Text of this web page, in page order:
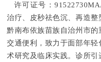
许可证号：
治疗、皮秒祛色沉、再造
黔南布依族苗族自治州市
交通便利，致力于面部年
术研究及临床实践。诊所